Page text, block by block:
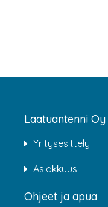
Laatuantenni Oy
Yritysesittely
Asiakkuus
Ohjeet ja apua